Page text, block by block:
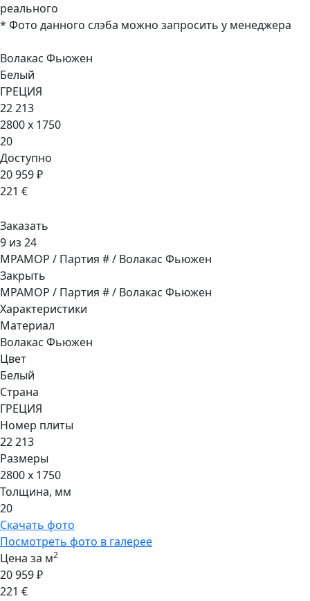
реального
* Фото данного слэба можно запросить у менеджера
Волакас Фьюжен
Белый
ГРЕЦИЯ
22 213
2800 x 1750
20
Доступно
20 959 ₽
221 €
Заказать
9 из 24
МРАМОР / Партия # / Волакас Фьюжен
Закрыть
МРАМОР / Партия # / Волакас Фьюжен
Характеристики
Материал
Волакас Фьюжен
Цвет
Белый
Страна
ГРЕЦИЯ
Номер плиты
22 213
Размеры
2800 x 1750
Толщина, мм
20
Скачать фото
Посмотреть фото в галерее
Цена за м2
20 959 ₽
221 €